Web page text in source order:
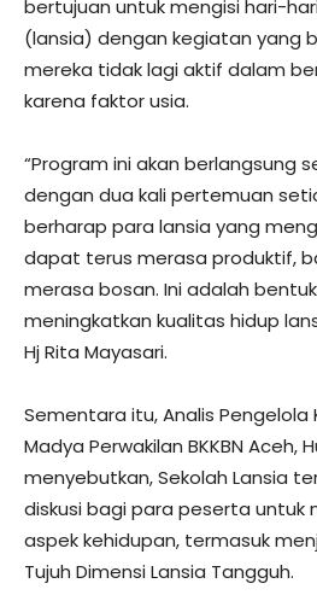
bertujuan untuk mengisi hari-
(lansia) dengan kegiatan yang
mereka tidak lagi aktif dalam
karena faktor usia.
“Program ini akan berlangsung
dengan dua kali pertemuan
berharap para lansia yang
dapat terus merasa produktif,
merasa bosan. Ini adalah
meningkatkan kualitas hidup
Hj Rita Mayasari.
Sementara itu, Analis Pengelola
Madya Perwakilan BKKBN Aceh,
menyebutkan, Sekolah Lansia
diskusi bagi para peserta
aspek kehidupan, termasuk
Tujuh Dimensi Lansia Tangguh.